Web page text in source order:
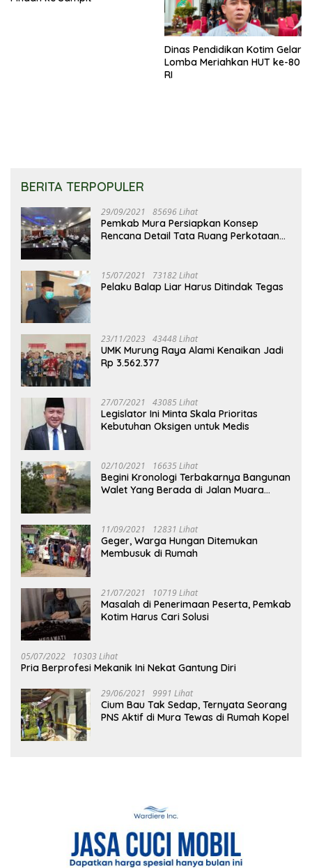
Dinas Pendidikan Kotim Gelar
Lomba Meriahkan HUT ke-80
RI
BERITA TERPOPULER
29/09/2021 85696 Lihat
Pemkab Mura Persiapkan Konsep
Rencana Detail Tata Ruang Perkotaan
15/07/2021 73182 Lihat
Pelaku Balap Liar Harus Ditindak Tegas
23/11/2023 43448 Lihat
UMK Murung Raya Alami Kenaikan Jadi
Rp 3.562.377
27/07/2021 43085 Lihat
Legislator Ini Minta Skala Prioritas
Kebutuhan Oksigen untuk Medis
02/10/2021 16635 Lihat
Begini Kronologi Terbakarnya Bangunan
Walet Yang Berada di Jalan Muara
11/09/2021 12831 Lihat
Geger, Warga Hungan Ditemukan
Membusuk di Rumah
21/07/2021 10719 Lihat
Masalah di Penerimaan Peserta, Pemkab
Kotim Harus Cari Solusi
05/07/2022 10303 Lihat
Pria Berprofesi Mekanik Ini Nekat Gantung Diri
29/06/2021 9991 Lihat
Cium Bau Tak Sedap, Ternyata Seorang
PNS Aktif di Mura Tewas di Rumah Kopel